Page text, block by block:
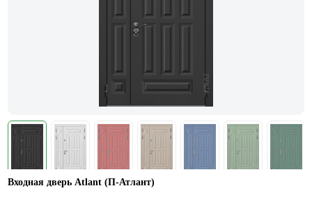
Входная дверь Atlant (П-Атлант)